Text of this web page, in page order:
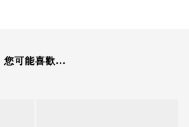
您可能喜歡...